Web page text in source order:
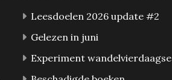
Leesdoelen 2026 update #2
Gelezen in juni
Experiment wandelvierdaagse